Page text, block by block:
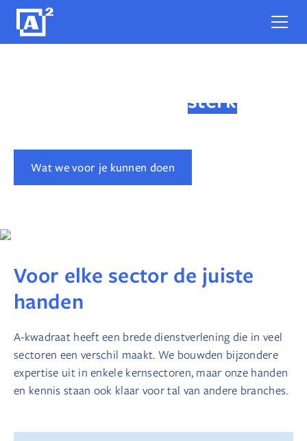
Sectoren waar westerkin
Wat we voor je kunnen doen
Voor elke sector de juiste
handen
A-kwadraat heeft een brede dienstverlening die in veel
sectoren een verschil maakt. We bouwden bijzondere
expertise uit in enkele kernsectoren, maar onze handen
en kennis staan ook klaar voor tal van andere branches.